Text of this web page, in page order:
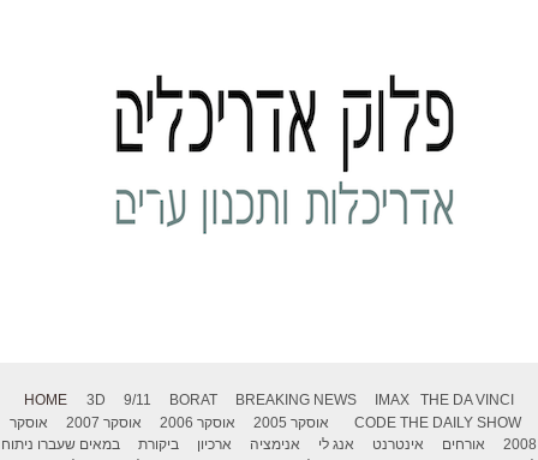
HOME 3D 9/11 BORAT BREAKING NEWS IMAX
THE DA VINCI
CODE THE DAILY SHOW אוסקר 2005 אוסקר 2006 אוסקר 2007
אוסקר
2008
אורחים אינטרנט אנג לי אנימציה ארכיון ביקורת
במאים שעברו ניתוח